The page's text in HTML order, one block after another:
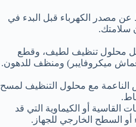
مصدر الكهرباء قبل البدء في
سلامتك.
مثل محلول تنظيف لطيف، وقطع
ميكروفايبر) ومنظف للدهون.
الناعمة مع محلول التنظيف لمسح
القاسية أو الكيماوية التي قد
السطح الخارجي للجهاز.